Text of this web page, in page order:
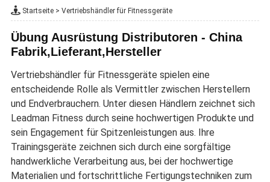
Startseite> Vertriebshändler für Fitnessgeräte
Übung Ausrüstung Distributoren - China
Fabrik,Lieferant,Hersteller
Vertriebshändler für Fitnessgeräte spielen eine
entscheidende Rolle als Vermittler zwischen Herstellern
und Endverbrauchern. Unter diesen Händlern zeichnet sich
Leadman Fitness durch seine hochwertigen Produkte und
sein Engagement für Spitzenleistungen aus. Ihre
Trainingsgeräte zeichnen sich durch eine sorgfältige
handwerkliche Verarbeitung aus, bei der hochwertige
Materialien und fortschrittliche Fertigungstechniken zum